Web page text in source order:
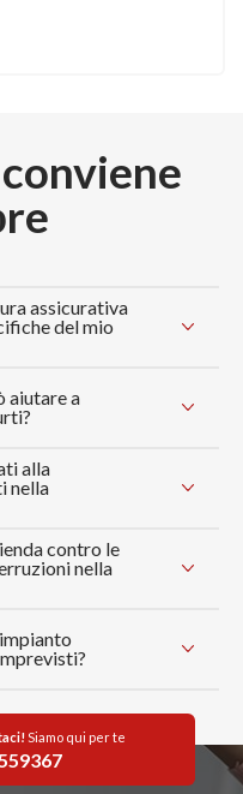
assicurativa
del mio
aiutare a
alla
nella
contro le
nella
Siamo qui per te